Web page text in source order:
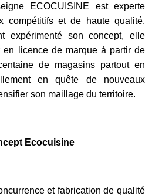
ECOCUISINE est experte
compétitifs et de haute qualité.
expérimenté son concept, elle
licence de marque à partir de
de magasins partout en
en quête de nouveaux
son maillage du territoire.
Ecocuisine
et fabrication de qualité